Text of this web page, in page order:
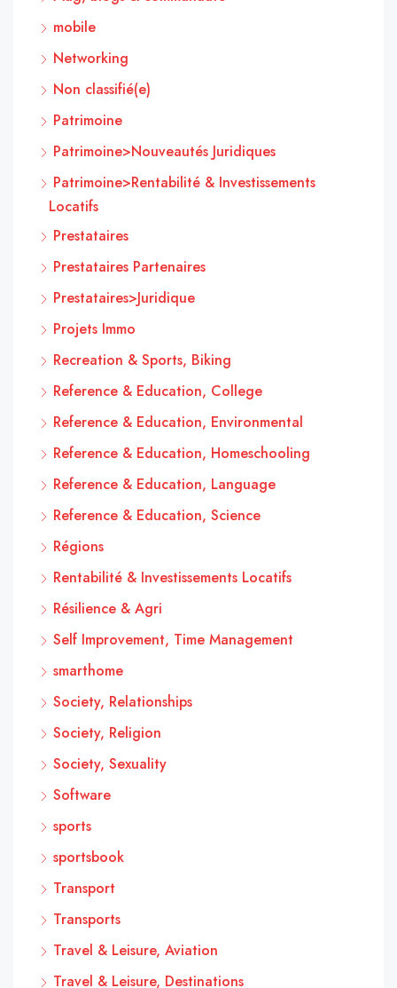
mobile
Networking
Non classifié(e)
Patrimoine
Patrimoine>Nouveautés Juridiques
Patrimoine>Rentabilité & Investissements
Locatifs
Prestataires
Prestataires Partenaires
Prestataires>Juridique
Projets Immo
Recreation & Sports, Biking
Reference & Education, College
Reference & Education, Environmental
Reference & Education, Homeschooling
Reference & Education, Language
Reference & Education, Science
Régions
Rentabilité & Investissements Locatifs
Résilience & Agri
Self Improvement, Time Management
smarthome
Society, Relationships
Society, Religion
Society, Sexuality
Software
sports
sportsbook
Transport
Transports
Travel & Leisure, Aviation
Travel & Leisure, Destinations